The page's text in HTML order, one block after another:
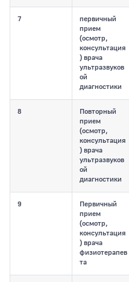
7
первичный
прием
(осмотр,
консультация
) врача
ультразвуков
ой
диагностики
8
Повторный
прием
(осмотр,
консультация
) врача
ультразвуков
ой
диагностики
9
Первичный
прием
(осмотр,
консультация
) врача
физиотерапев
та